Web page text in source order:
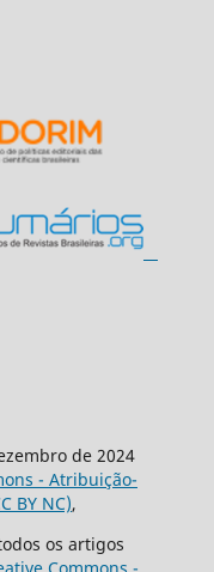
de 2024
- Atribuição-
BY NC),
os artigos